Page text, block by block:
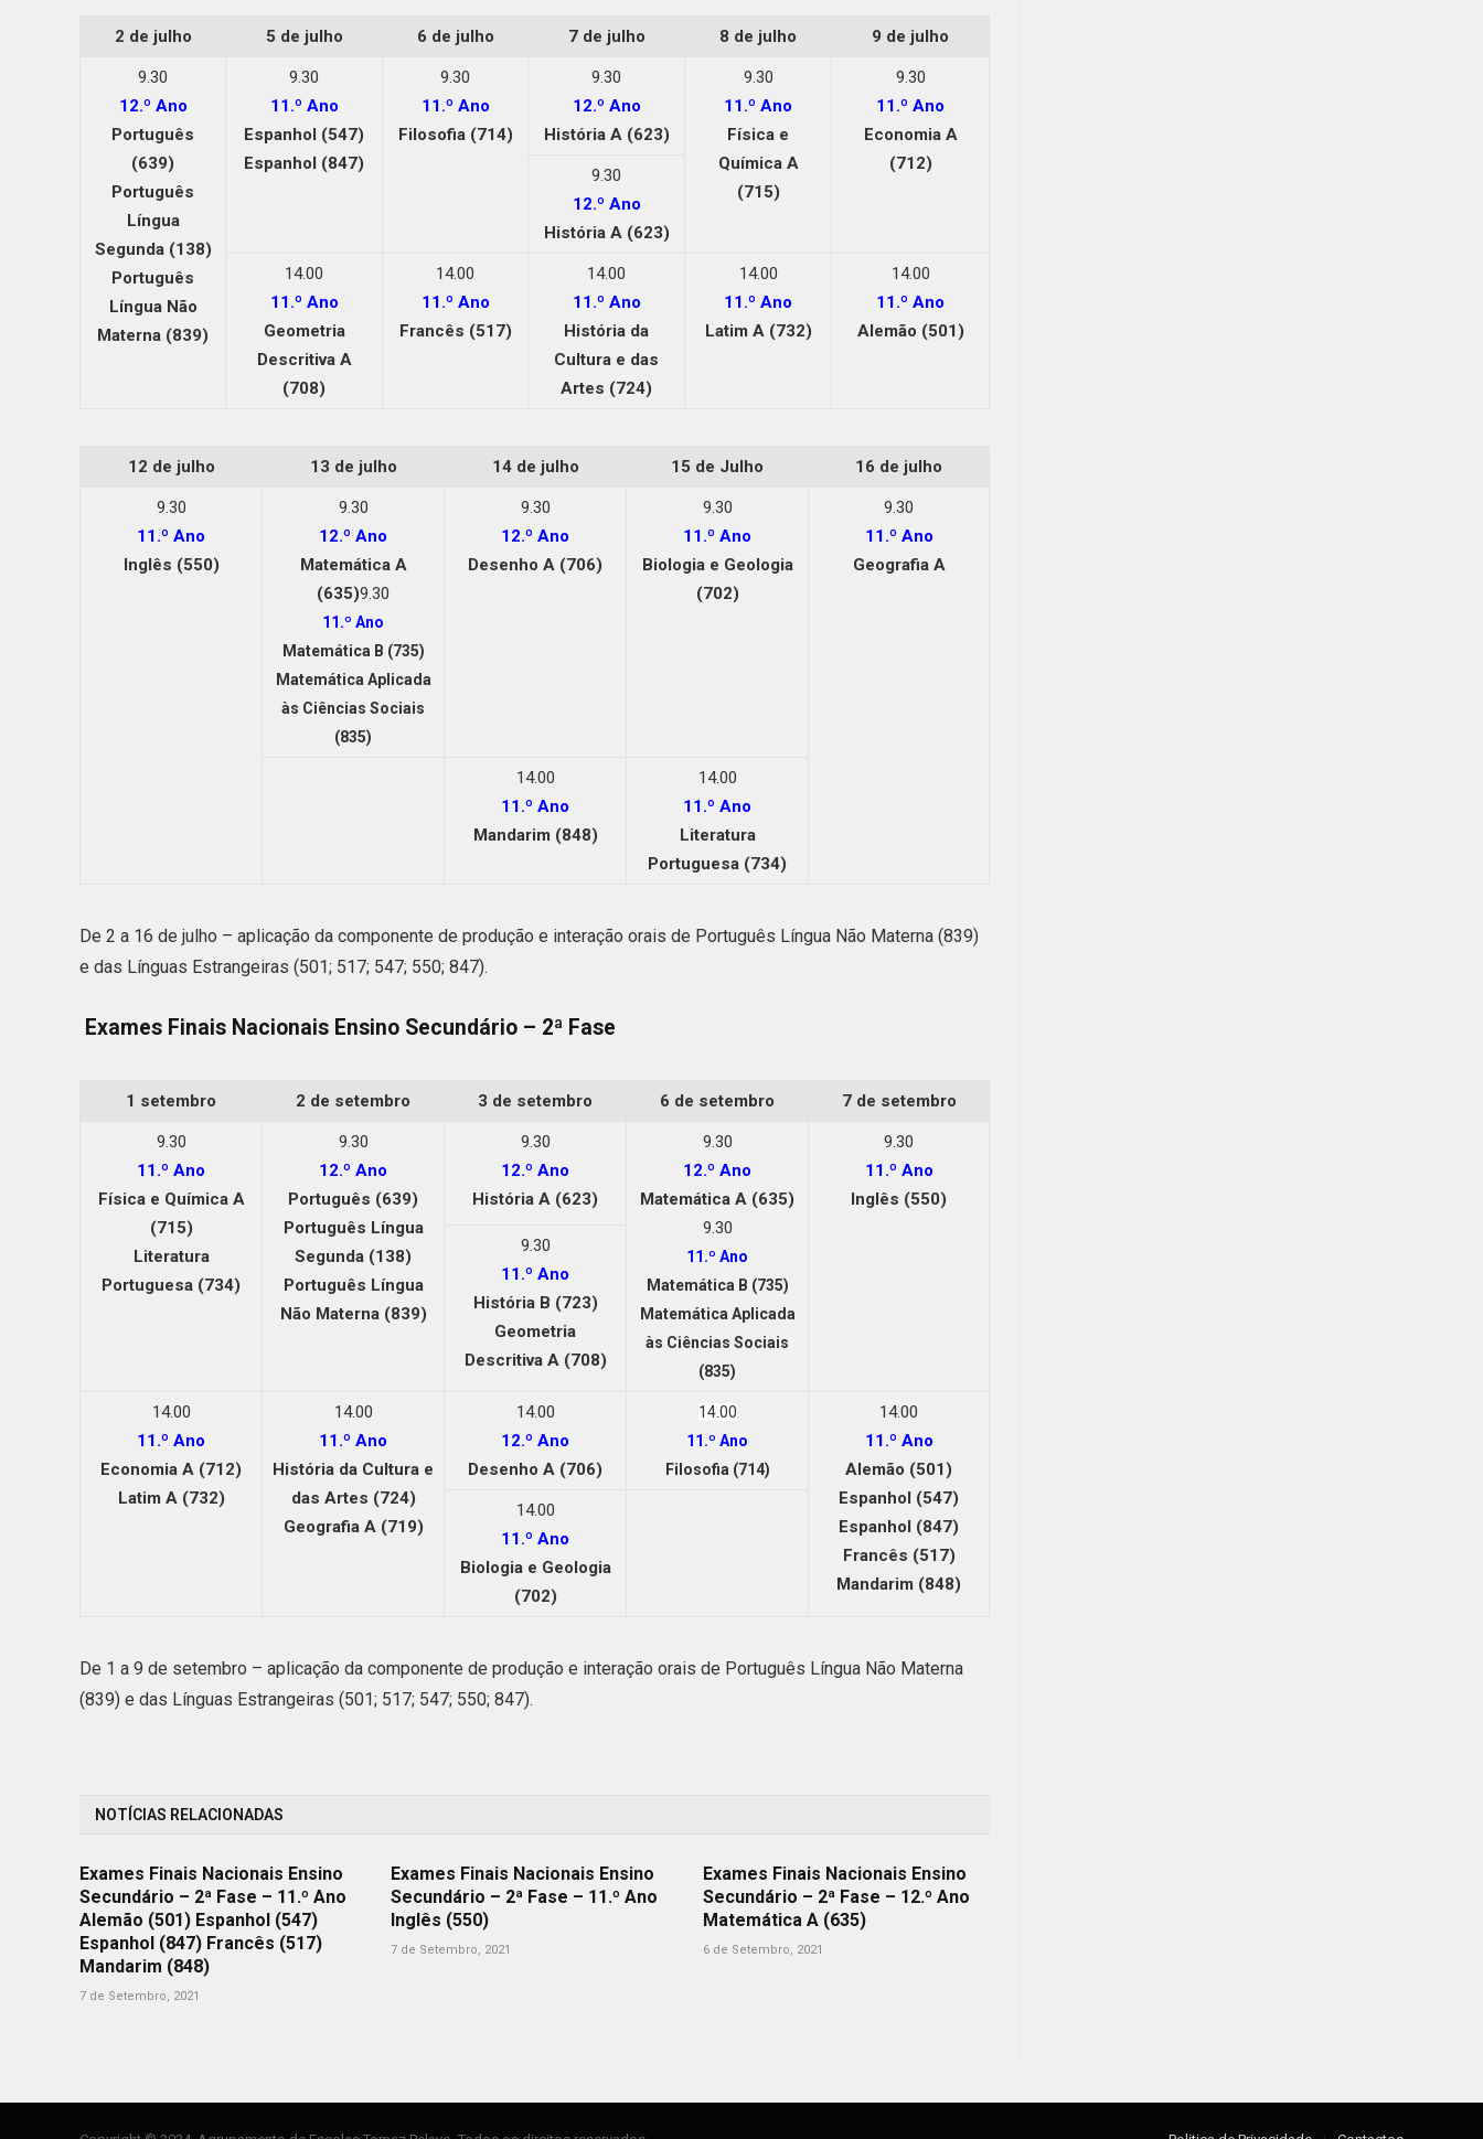
2 de julho 5 de julho 6 de julho 7 de julho 8 de julho 9 de julho
9.30
12.º Ano
Português
(639)
Português
Língua
Segunda (138)
Português
Língua Não
Materna (839)
9.30
11.º Ano
Espanhol (547)
Espanhol (847)
9.30
11.º Ano
Filosofia (714)
9.30
12.º Ano
História A (623)
9.30
11.º Ano
Física e
Química A
(715)
9.30
11.º Ano
Economia A
(712)
9.30
12.º Ano
História A (623)
14.00
11.º Ano
Geometria
Descritiva A
(708)
14.00
11.º Ano
Francês (517)
14.00
11.º Ano
História da
Cultura e das
Artes (724)
14.00
11.º Ano
Latim A (732)
14.00
11.º Ano
Alemão (501)
12 de julho 13 de julho 14 de julho 15 de Julho 16 de julho
9.30
11.º Ano
Inglês (550)
9.30
12.º Ano
Matemática A
(635)9.30
11.º Ano
Matemática B (735)
Matemática Aplicada
às Ciências Sociais
(835)
9.30
12.º Ano
Desenho A (706)
9.30
11.º Ano
Biologia e Geologia
(702)
9.30
11.º Ano
Geografia A
14.00
11.º Ano
Mandarim (848)
14.00
11.º Ano
Literatura
Portuguesa (734)
De 2 a 16 de julho – aplicação da componente de produção e interação orais de Português Língua Não Materna (839)
e das Línguas Estrangeiras (501; 517; 547; 550; 847).
Exames Finais Nacionais Ensino Secundário – 2ª Fase
1 setembro 2 de setembro 3 de setembro 6 de setembro 7 de setembro
9.30
11.º Ano
Física e Química A
(715)
Literatura
Portuguesa (734)
9.30
12.º Ano
Português (639)
Português Língua
Segunda (138)
Português Língua
Não Materna (839)
9.30
12.º Ano
História A (623)
9.30
12.º Ano
Matemática A (635)
9.30
11.º Ano
Matemática B (735)
Matemática Aplicada
às Ciências Sociais
(835)
9.30
11.º Ano
Inglês (550)
9.30
11.º Ano
História B (723)
Geometria
Descritiva A (708)
14.00
11.º Ano
Economia A (712)
Latim A (732)
14.00
11.º Ano
História da Cultura e
das Artes (724)
Geografia A (719)
14.00
12.º Ano
Desenho A (706)
14.00
11.º Ano
Filosofia (714)
14.00
11.º Ano
Alemão (501)
Espanhol (547)
Espanhol (847)
Francês (517)
Mandarim (848)
14.00
11.º Ano
Biologia e Geologia
(702)
De 1 a 9 de setembro – aplicação da componente de produção e interação orais de Português Língua Não Materna
(839) e das Línguas Estrangeiras (501; 517; 547; 550; 847).
NOTÍCIAS RELACIONADAS
Exames Finais Nacionais Ensino
Secundário – 2ª Fase – 11.º Ano
Alemão (501) Espanhol (547)
Espanhol (847) Francês (517)
Mandarim (848)
7 de Setembro, 2021
Exames Finais Nacionais Ensino
Secundário – 2ª Fase – 11.º Ano
Inglês (550)
7 de Setembro, 2021
Exames Finais Nacionais Ensino
Secundário – 2ª Fase – 12.º Ano
Matemática A (635)
6 de Setembro, 2021